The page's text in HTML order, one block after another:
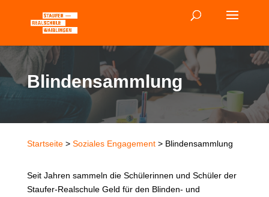
Blindensammlung
Startseite> Soziales Engagement> Blindensammlung
Seit Jahren sammeln die Schülerinnen und Schüler der
Staufer-Realschule Geld für den Blinden- und